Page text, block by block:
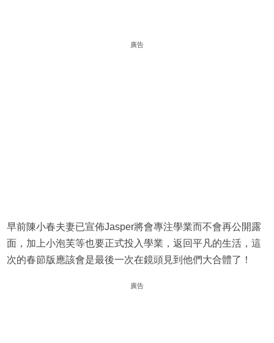
廣告
早前陳小春夫妻已宣佈Jasper將會專注學業而不會再公開露
面，加上小泡芙等也要正式投入學業，返回平凡的生活，這
次的春節版應該會是最後一次在鏡頭見到他們大合體了！
廣告